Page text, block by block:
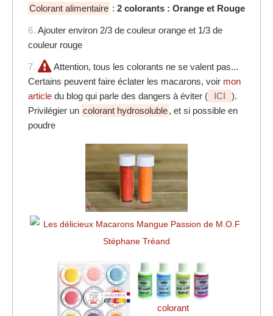
Colorant alimentaire : 2 colorants : Orange et Rouge
6. Ajouter environ 2/3 de couleur orange et 1/3 de
couleur rouge
7.
Attention, tous les colorants ne se valent pas...
Certains peuvent faire éclater les macarons, voir mon
article du blog qui parle des dangers à éviter ( ICI
).
Privilégier un colorant hydrosoluble, et si possible en
poudre
colorant